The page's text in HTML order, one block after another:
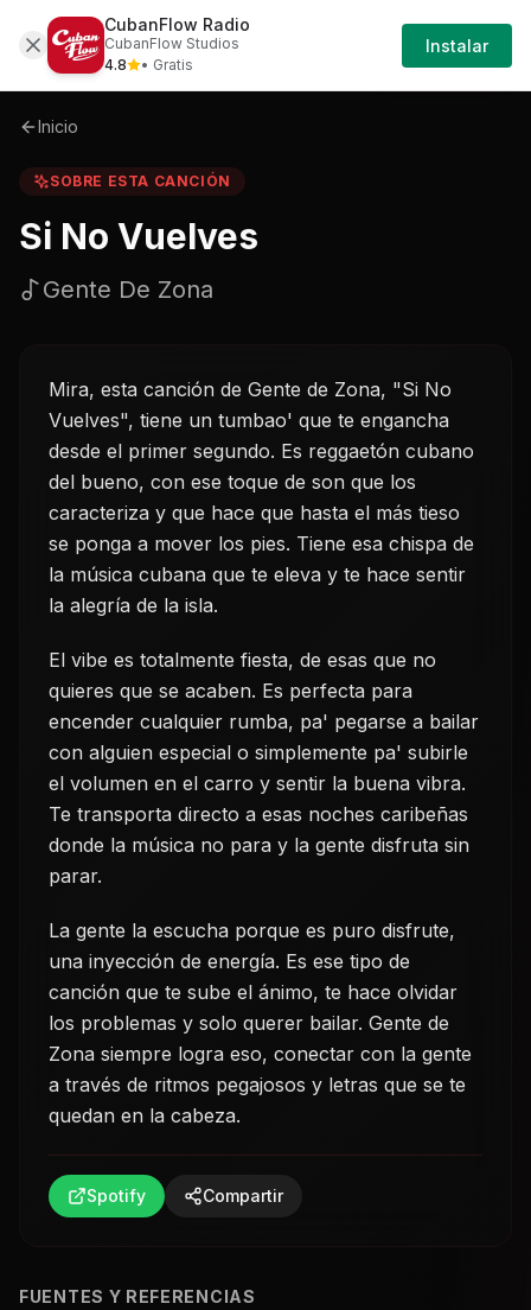
Sobre Si-no-vuelves-gente-de-zona
Iniciar
Sesión
Inicio
SOBRE ESTA CANCIÓN
Si No Vuelves
Gente De Zona
Mira, esta canción de Gente de Zona, "Si No
Vuelves", tiene un tumbao' que te engancha
desde el primer segundo. Es reggaetón cubano
del bueno, con ese toque de son que los
caracteriza y que hace que hasta el más tieso
se ponga a mover los pies. Tiene esa chispa de
la música cubana que te eleva y te hace sentir
la alegría de la isla.
El vibe es totalmente fiesta, de esas que no
quieres que se acaben. Es perfecta para
encender cualquier rumba, pa' pegarse a bailar
con alguien especial o simplemente pa' subirle
el volumen en el carro y sentir la buena vibra.
Te transporta directo a esas noches caribeñas
donde la música no para y la gente disfruta sin
parar.
La gente la escucha porque es puro disfrute,
una inyección de energía. Es ese tipo de
canción que te sube el ánimo, te hace olvidar
los problemas y solo querer bailar. Gente de
Zona siempre logra eso, conectar con la gente
a través de ritmos pegajosos y letras que se te
quedan en la cabeza.
Spotify Compartir
FUENTES Y REFERENCIAS
CubanFlow Radio
CubanFlow Studios
4.8
• Gratis
Instalar